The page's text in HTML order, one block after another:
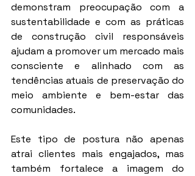
demonstram preocupação com a
sustentabilidade e com as práticas
de construção civil responsáveis
ajudam a promover um mercado mais
consciente e alinhado com as
tendências atuais de preservação do
meio ambiente e bem-estar das
comunidades.
Este tipo de postura não apenas
atrai clientes mais engajados, mas
também fortalece a imagem do